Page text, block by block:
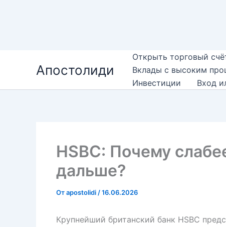
Апостолиди
Открыть торговый
Вклады с высоким
Инвестиции
Вход
HSBC: Почему
дальше?
Отapostolidi /16.06.2026
Крупнейший британский банк HSBC